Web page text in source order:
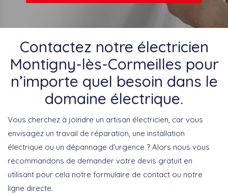
Contactez notre électricien
Montigny-lès-Cormeilles pour
n’importe quel besoin dans le
domaine électrique.
Vous cherchez à joindre un artisan électricien, car vous
envisagez un travail de réparation, une installation
électrique ou un dépannage d’urgence ? Alors nous vous
recommandons de demander votre devis gratuit en
utilisant pour cela notre formulaire de contact ou notre
ligne directe.